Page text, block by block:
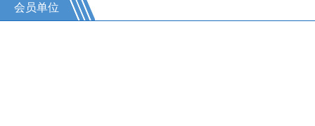
会员单位